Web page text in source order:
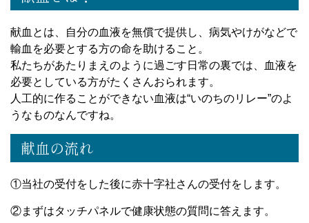
献血とは、自分の血液を無償で提供し、病気やけがなどで
輸血を必要とする方の命を助けること。
私たちがあたりまえのように過ごす日常の裏では、血液を
必要としている方がたくさんおられます。
人工的に作ることができない血液は“いのちのリレー”のよ
うなものなんですね。
献血の流れ
①当社の受付をした後に赤十字社さんの受付をします。
②まずはタッチパネルで健康状態の質問に答えます。